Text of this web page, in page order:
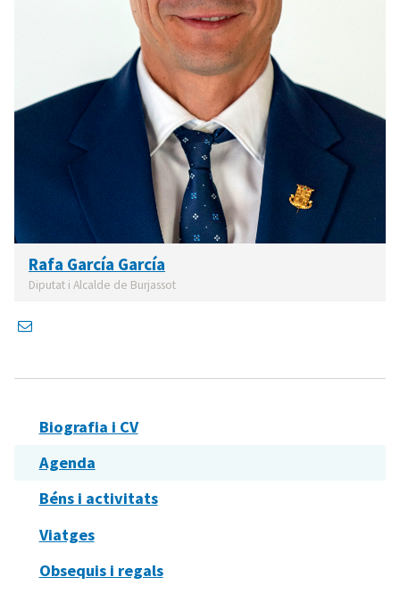
Rafa García García
Diputat i Alcalde de Burjassot
Biografia i CV
Agenda
Béns i activitats
Viatges
Obsequis i regals